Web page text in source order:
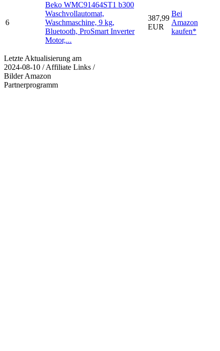
6
Beko WMC91464ST1 b300
Waschvollautomat,
Waschmaschine, 9 kg,
Bluetooth, ProSmart Inverter
Motor,...
387,99
EUR
Bei
Amazon
kaufen*
Letzte Aktualisierung am
2024-08-10 / Affiliate Links /
Bilder Amazon
Partnerprogramm